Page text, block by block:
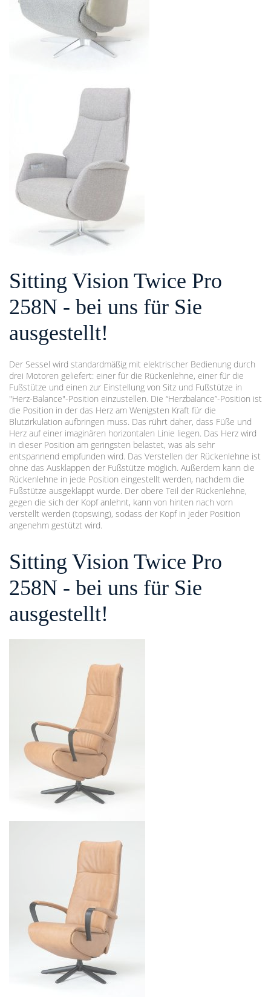
Sitting Vision Twice Pro
258N - bei uns für Sie
ausgestellt!
Der Sessel wird standardmäßig mit elektrischer Bedienung durch
drei Motoren geliefert: einer für die Rückenlehne, einer für die
Fußstütze und einen zur Einstellung von Sitz und Fußstütze in
"Herz-Balance"-Position einzustellen. Die “Herzbalance”-Position ist
die Position in der das Herz am Wenigsten Kraft für die
Blutzirkulation aufbringen muss. Das rührt daher, dass Füße und
Herz auf einer imaginären horizontalen Linie liegen. Das Herz wird
in dieser Position am geringsten belastet, was als sehr
entspannend empfunden wird. Das Verstellen der Rückenlehne ist
ohne das Ausklappen der Fußstütze möglich. Außerdem kann die
Rückenlehne in jede Position eingestellt werden, nachdem die
Fußstütze ausgeklappt wurde. Der obere Teil der Rückenlehne,
gegen die sich der Kopf anlehnt, kann von hinten nach vorn
verstellt werden (topswing), sodass der Kopf in jeder Position
angenehm gestützt wird.
Sitting Vision Twice Pro
258N - bei uns für Sie
ausgestellt!